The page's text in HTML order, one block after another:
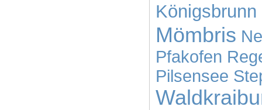
Königsbrunn
Mömbris
Pfakofen
Pilsensee